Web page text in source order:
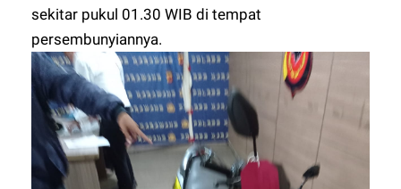
sekitar pukul 01.30 WIB di tempat
persembunyiannya.